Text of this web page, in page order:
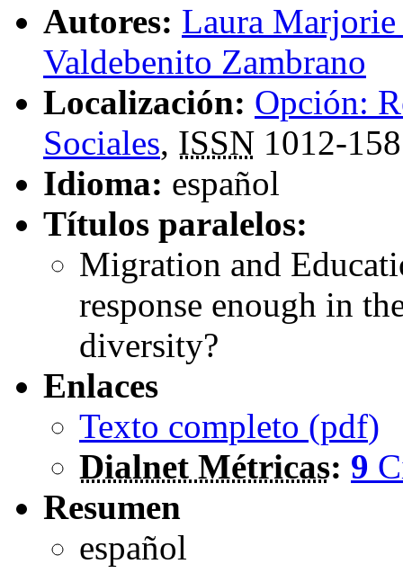
Autores: Laura Marjorie
Valdebenito Zambrano
Localización: Opción:
Sociales, ISSN 1012-
Idioma: español
Títulos paralelos:
Migration and
response enough in
diversity?
Enlaces
Texto completo (pdf)
Dialnet Métricas: 9
Resumen
español